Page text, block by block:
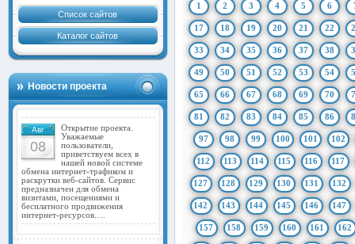
Список сайтов
Каталог сайтов
Новости проекта
Авг
08
Открытие проекта.
Уважаемые
пользователи,
приветствуем всех в
нашей новой системе
обмена интернет-трафиком и
раскрутки веб-сайтов. Сервис
предназначен для обмена
визитами, посещениями и
бесплатного продвижения
интернет-ресурсов.…
1 2 3 4 5 6
17 18 19 20 21 22
33 34 35 36 37 38
49 50 51 52 53 54
65 66 67 68 69 70
81 82 83 84 85 86
97 98 99 100 101 102
112 113 114 115 116 117
127 128 129 130 131 132
142 143 144 145 146 147
157 158 159 160 161 162